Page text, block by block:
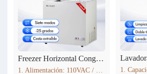
Freezer Horizontal Congelador Nevera 7.6cu.ft (215L) BD-215C